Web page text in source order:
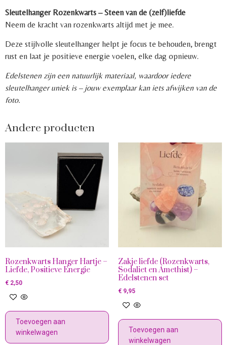
Sleutelhanger Rozenkwarts – Steen van de (zelf)liefde
Neem de kracht van rozenkwarts altijd met je mee.
Deze stijlvolle sleutelhanger helpt je focus te behouden, brengt
rust en laat je positieve energie voelen, elke dag opnieuw.
Edelstenen zijn een natuurlijk materiaal, waardoor iedere
sleutelhanger uniek is – jouw exemplaar kan iets afwijken van de
foto.
Andere producten
Rozenkwarts Hanger Hartje –
Liefde, Positieve Energie
€ 2,50
Toevoegen aan
winkelwagen
Zakje liefde (Rozenkwarts,
Sodaliet en Amethist) –
Edelstenen set
€9,95
Toevoegen aan
winkelwagen